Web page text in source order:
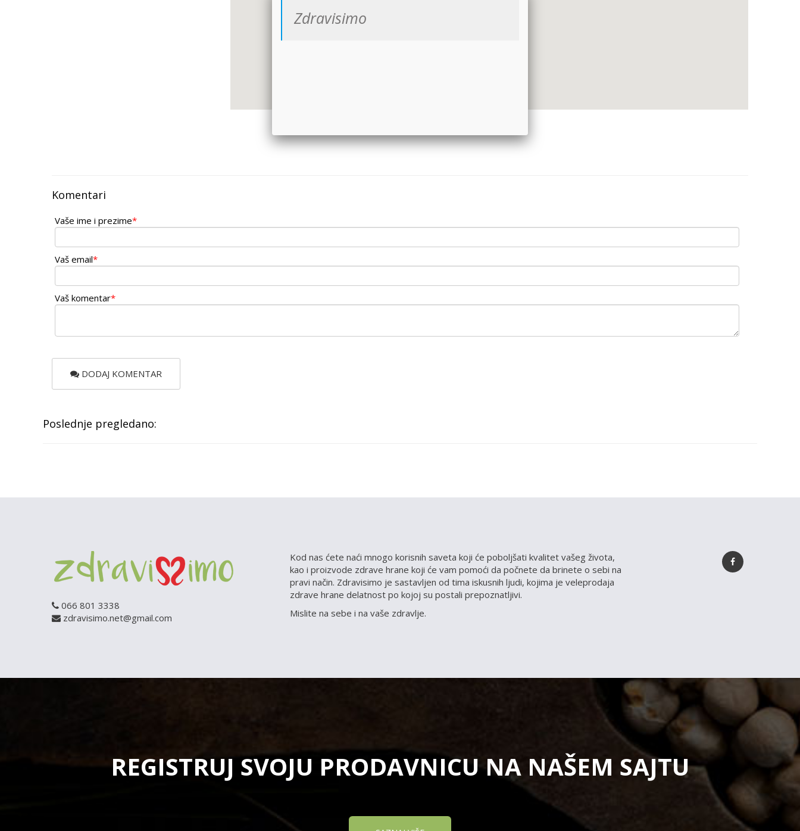
Komentari
Vaše ime i prezime*
Vaš email*
Vaš komentar*
DODAJ KOMENTAR
Poslednje pregledano:
066 801 3338
zdravisimo.net@gmail.com
Kod nas ćete naći mnogo korisnih saveta koji će poboljšati kvalitet vašeg života,
kao i proizvode zdrave hrane koji će vam pomoći da počnete da brinete o sebi na
pravi način. Zdravisimo je sastavljen od tima iskusnih ljudi, kojima je veleprodaja
zdrave hrane delatnost po kojoj su postali prepoznatljivi.
Mislite na sebe i na vaše zdravlje.
REGISTRUJ SVOJU PRODAVNICU NA NAŠEM SAJTU
Zdravisimo